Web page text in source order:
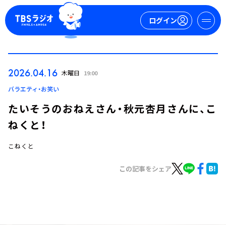
ログイン
ログイン
2026.04.16 木曜日 19:00
バラエティ・お笑い
たいそうのおねえさん・秋元杏月さんに、こ
ねくと！
こねくと
この記事をシェア